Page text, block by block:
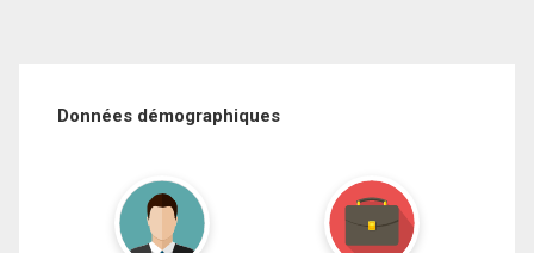
Données démographiques